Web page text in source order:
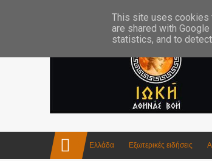
Ελλάδα Εξωτερικές ειδήσεις
This site uses cookies
are shared with
statistics, and to